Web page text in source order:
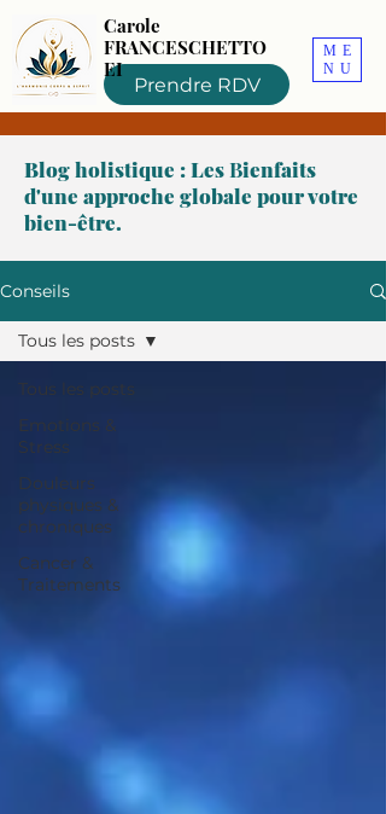
Prendre RDV
ME
NU
Carole
FRANCESCHETTO
EI
Blog holistique : LesBienfaits
d'une approche globale pour votre
bien-être.
Conseils
Tous les posts
Emotions &
Stress
Douleurs
physiques &
chroniques
Cancer &
Traitements
Tous les posts